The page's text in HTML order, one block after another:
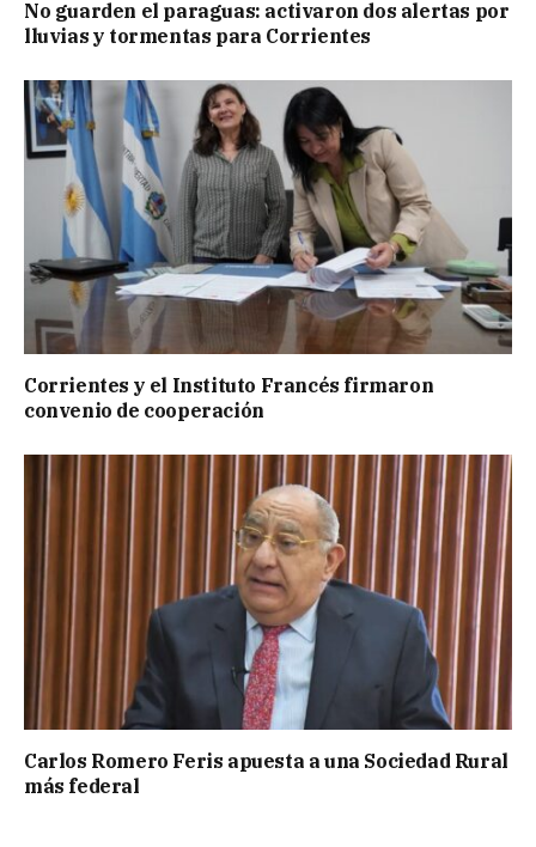
No guarden el paraguas: activaron dos alertas por
lluvias y tormentas para Corrientes
Corrientes y el Instituto Francés firmaron
convenio de cooperación
Carlos Romero Feris apuesta a una Sociedad Rural
más federal